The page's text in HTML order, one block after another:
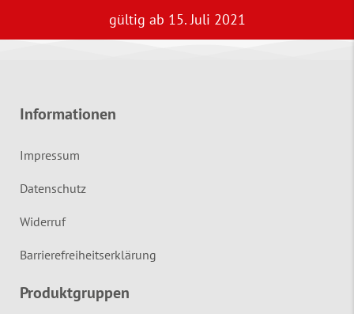
gültig ab 15. Juli 2021
Informationen
Impressum
Datenschutz
Widerruf
Barrierefreiheitserklärung
Produktgruppen